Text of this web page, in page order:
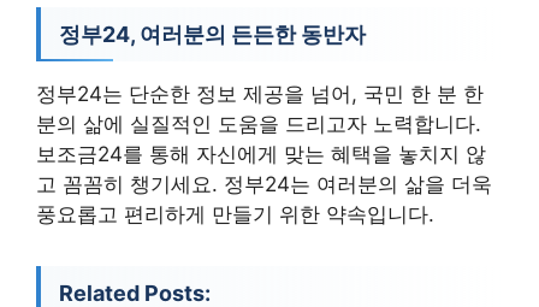
정부24, 여러분의 든든한 동반자
정부24는 단순한 정보 제공을 넘어, 국민 한 분 한
분의 삶에 실질적인 도움을 드리고자 노력합니다.
보조금24를 통해 자신에게 맞는 혜택을 놓치지 않
고 꼼꼼히 챙기세요. 정부24는 여러분의 삶을 더욱
풍요롭고 편리하게 만들기 위한 약속입니다.
Related Posts: